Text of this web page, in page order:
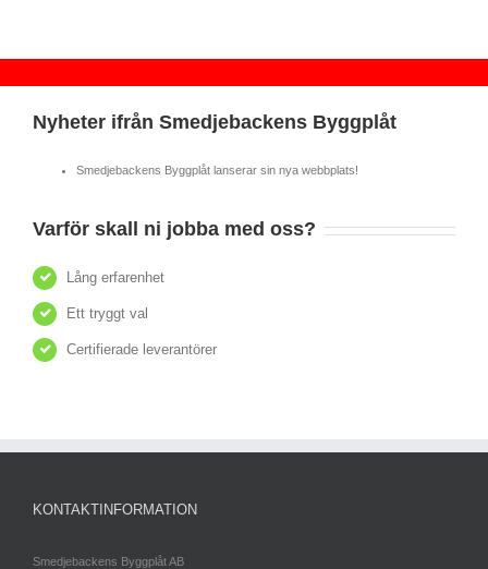
Nyheter ifrån Smedjebackens Byggplåt
Smedjebackens Byggplåt lanserar sin nya webbplats!
Varför skall ni jobba med oss?
Lång erfarenhet
Ett tryggt val
Certifierade leverantörer
KONTAKTINFORMATION
Smedjebackens Byggplåt AB